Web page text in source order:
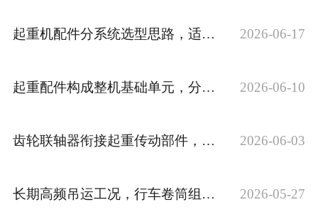
起重机配件分系统选型思路，适配不同机型维修更换 2026-06-17
起重配件构成整机基础单元，分散承担各类吊运荷载 2026-06-10
齿轮联轴器衔接起重传动部件，缓冲运转产生偏移量 2026-06-03
长期高频吊运工况，行车卷筒组该做哪些定期检查 2026-05-27